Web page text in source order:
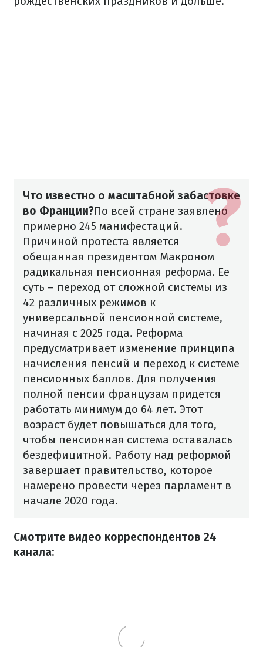
Что известно о масштабной забастовке
во Франции?По всей стране заявлено
примерно 245 манифестаций.
Причиной протеста является
обещанная президентом Макроном
радикальная пенсионная реформа. Ее
суть – переход от сложной системы из
42 различных режимов к
универсальной пенсионной системе,
начиная с 2025 года. Реформа
предусматривает изменение принципа
начисления пенсий и переход к системе
пенсионных баллов. Для получения
полной пенсии французам придется
работать минимум до 64 лет. Этот
возраст будет повышаться для того,
чтобы пенсионная система оставалась
бездефицитной. Работу над реформой
завершает правительство, которое
намерено провести через парламент в
начале 2020 года.
Смотрите видео корреспондентов 24
канала: